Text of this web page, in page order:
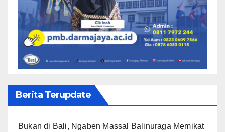
Berita Terupdate
Bukan di Bali, Ngaben Massal Balinuraga Memikat